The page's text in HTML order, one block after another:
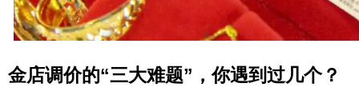
金店调价的“三大难题”，你遇到过几个？